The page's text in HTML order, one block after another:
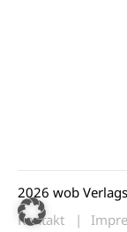
2026 wob
Kontakt